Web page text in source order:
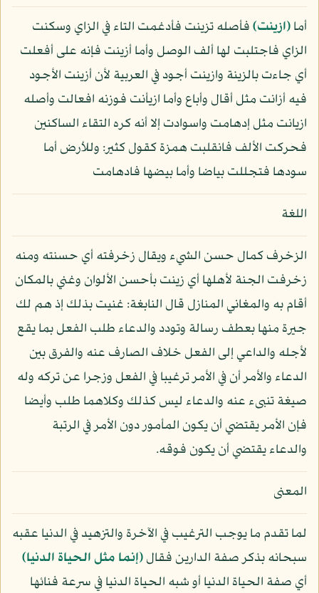
أما﴿ازينت﴾فأصله تزينت فأدغمت التاء في الزاي وسكنت
الزاي فاجتلبت لها ألف الوصل وأما أزينت فإنه على أفعلت
أي جاءت بالزينة وازينت أجود في العربية لأن أزينت الأجود
فيه أزانت مثل أقال وأباع وأما ازيأنت فوزنه افعالت وأصله
ازيانت مثل إدهامت واسوادت إلا أنه كره التقاء الساكنين
فحركت الألف فانقلبت همزة كقول كثير: وللأرض أما
سودها فتجللت بياضا وأما بيضها فادهامت
اللغة
الزخرف كمال حسن الشيء ويقال زخرفته أي حسنته ومنه
زخرفت الجنة لأهلها أي زينت بأحسن الألوان وغني بالمكان
أقام به والمغاني المنازل قال النابغة: غنيت بذلك إذ هم لك
جيرة منها بعطف رسالة وتودد والدعاء طلب الفعل بما يقع
لأجله والداعي إلى الفعل خلاف الصارف عنه والفرق بين
الدعاء والأمر أن في الأمر ترغيبا في الفعل وزجرا عن تركه وله
صيغة تنبىء عنه والدعاء ليس كذلك وكلاهما طلب وأيضا
فإن الأمر يقتضي أن يكون المأمور دون الأمر في الرتبة
والدعاء يقتضي أن يكون فوقه.
المعنى
لما تقدم ما يوجب الترغيب في الآخرة والتزهيد في الدنيا عقبه
سبحانه بذكر صفة الدارين فقال﴿إنما مثل الحياة الدنيا﴾
أي صفة الحياة الدنيا أو شبه الحياة الدنيا في سرعة فنائها